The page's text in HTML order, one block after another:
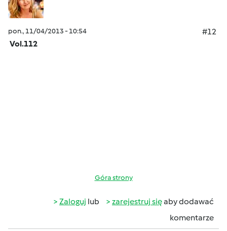
pon., 11/04/2013 - 10:54
#12
Vol.112
Góra strony
Zaloguj lub zarejestruj sięaby dodawać
komentarze